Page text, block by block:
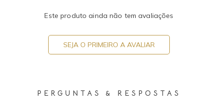
Este produto ainda não tem avaliações
SEJA O PRIMEIRO A AVALIAR
PERGUNTAS & RESPOSTAS